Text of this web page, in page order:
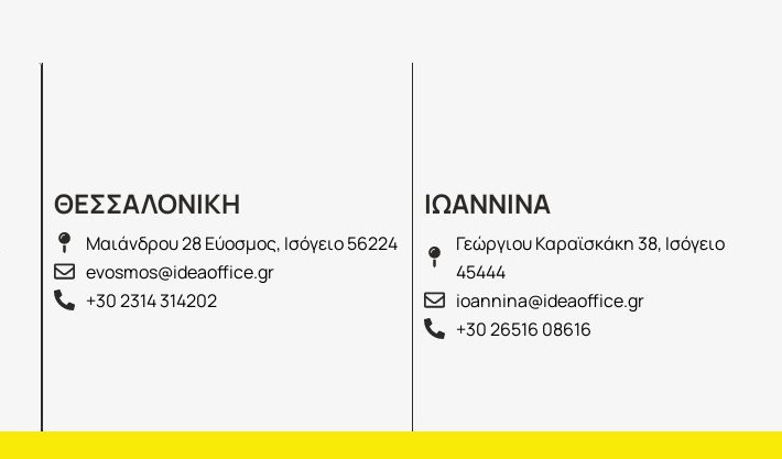
ΘΕΣΣΑΛΟΝΙΚΗ
Μαιάνδρου 28 Εύοσμος, Ισόγειο 56224
evosmos@ideaoffice.gr
+30 2314 314202
ΙΩΑΝΝΙΝΑ
Γεώργιου Καραϊσκάκη 38, Ισόγειο
45444
ioannina@ideaoffice.gr
+30 26516 08616